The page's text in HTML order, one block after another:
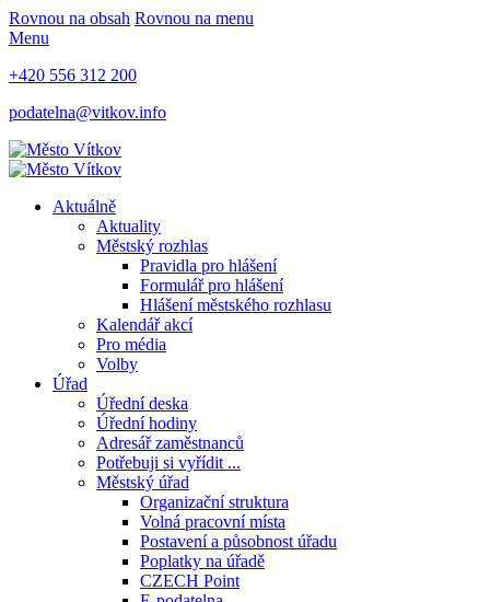
Rovnou na obsah Rovnou na menu
Menu
+420 556 312 200
podatelna@vitkov.info
Aktuálně
Aktuality
Městský rozhlas
Pravidla pro hlášení
Formulář pro hlášení
Hlášení městského rozhlasu
Kalendář akcí
Pro média
Volby
Úřad
Úřední deska
Úřední hodiny
Adresář zaměstnanců
Potřebuji si vyřídit ...
Městský úřad
Organizační struktura
Volná pracovní místa
Postavení a působnost úřadu
Poplatky na úřadě
CZECH Point